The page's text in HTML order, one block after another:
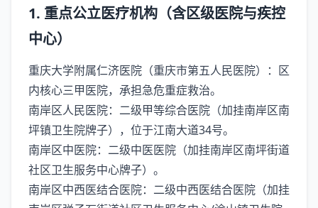
‌1. 重点公立医疗机构（含区级医院与疾控
中心）‌
‌重庆大学附属仁济医院（重庆市第五人民医院）‌：区
内核心三甲医院，承担急危重症救治。
‌南岸区人民医院‌：二级甲等综合医院（加挂南岸区南
坪镇卫生院牌子），位于江南大道34号。
‌南岸区中医院‌：二级中医医院（加挂南岸区南坪街道
社区卫生服务中心牌子）。
‌南岸区中西医结合医院‌：二级中西医结合医院（加挂